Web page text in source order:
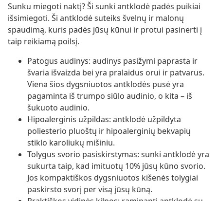
Sunku miegoti naktį? Ši sunki antklodė padės puikiai
išsimiegoti. Ši antklodė suteiks švelnų ir malonų
spaudimą, kuris padės jūsų kūnui ir protui pasinerti į
taip reikiamą poilsį.
Patogus audinys: audinys pasižymi paprasta ir
švaria išvaizda bei yra pralaidus orui ir patvarus.
Viena šios dygsniuotos antklodės pusė yra
pagaminta iš trumpo siūlo audinio, o kita – iš
šukuoto audinio.
Hipoalerginis užpildas: antklodė užpildyta
poliesterio pluoštų ir hipoalerginių bekvapių
stiklo karoliukų mišiniu.
Tolygus svorio pasiskirstymas: sunki antklodė yra
sukurta taip, kad imituotų 10% jūsų kūno svorio.
Jos kompaktiškos dygsniuotos kišenės tolygiai
paskirsto svorį per visą jūsų kūną.